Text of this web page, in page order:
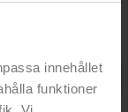
innehållet
funktioner
